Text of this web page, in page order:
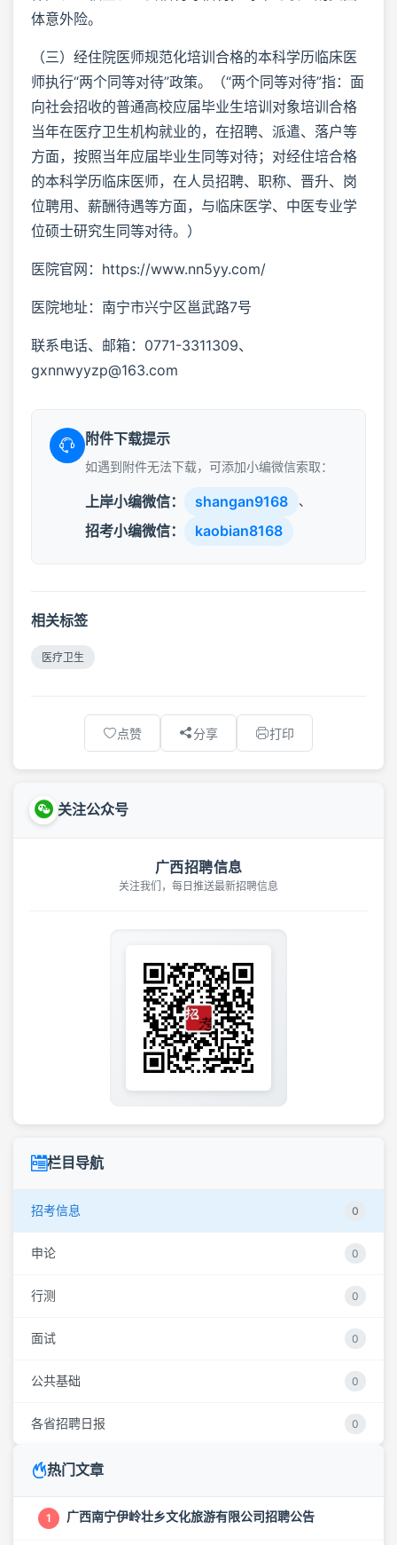
体意外险。
（三）经住院医师规范化培训合格的本科学历临床医
师执行“两个同等对待”政策。（“两个同等对待”指：面
向社会招收的普通高校应届毕业生培训对象培训合格
当年在医疗卫生机构就业的，在招聘、派遣、落户等
方面，按照当年应届毕业生同等对待；对经住培合格
的本科学历临床医师，在人员招聘、职称、晋升、岗
位聘用、薪酬待遇等方面，与临床医学、中医专业学
位硕士研究生同等对待。）
医院官网：https://www.nn5yy.com/
医院地址：南宁市兴宁区邕武路7号
联系电话、邮箱：0771-3311309、
gxnnwyyzp@163.com
附件下载提示
如遇到附件无法下载，可添加小编微信索取：
上岸小编微信： shangan9168 、
招考小编微信： kaobian8168
相关标签
医疗卫生
点赞 分享 打印
关注公众号
广西招聘信息
关注我们，每日推送最新招聘信息
栏目导航
招考信息 0
申论 0
行测 0
面试 0
公共基础 0
各省招聘日报 0
热门文章
1 广西南宁伊岭壮乡文化旅游有限公司招聘公告